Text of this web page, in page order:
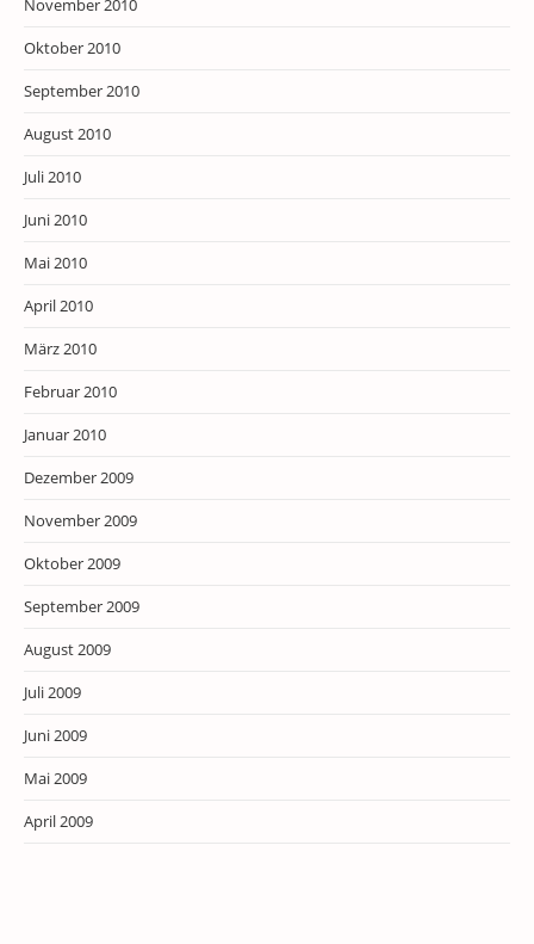
November 2010
Oktober 2010
September 2010
August 2010
Juli 2010
Juni 2010
Mai 2010
April 2010
März 2010
Februar 2010
Januar 2010
Dezember 2009
November 2009
Oktober 2009
September 2009
August 2009
Juli 2009
Juni 2009
Mai 2009
April 2009